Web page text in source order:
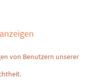
von Benutzern unserer